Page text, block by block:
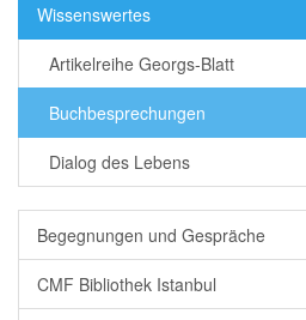
Wissenswertes
Artikelreihe Georgs-Blatt
Buchbesprechungen
Dialog des Lebens
Begegnungen und Gespräche
CMF Bibliothek Istanbul